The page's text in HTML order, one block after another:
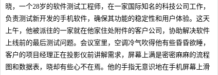
晓，一个28岁的软件测试工程师，在一家国际知名的科技公司工作，
负责测试新开发的手机软件，确保其功能的稳定性和用户体验。这天
上午，他被派往的一家就在他家住处附件的客户公司，协助解决软件
上线前的最后测试问题。会议室里，空调冷气吹得他有些昏昏欲睡，
客户的项目经理正在投影仪前讲解需求，屏幕上满是密密麻麻的流程
图和数据表，晓却有些心不在焉。他的手指无意识地在手机屏幕上滑